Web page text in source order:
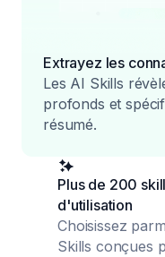
Extrayez les
Les AI Skills
profonds et
résumé.
Plus de 200
d'utilisation
Choisissez
Skills conçues